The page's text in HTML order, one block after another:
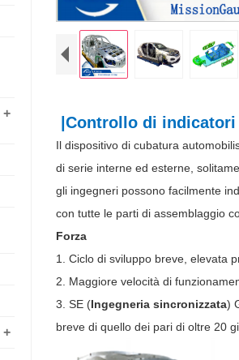
|Controllo di
Il dispositivo di cubatura
di serie interne ed esterne,
gli ingegneri possono facilmente
con tutte le parti di assemblaggio
Forza
1. Ciclo di sviluppo breve, elevata
2. Maggiore velocità di
3. SE (Ingegneria sincronizzata)
breve di quello dei pari di oltre 20
+
+